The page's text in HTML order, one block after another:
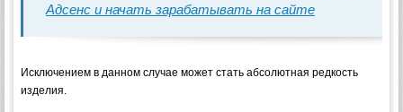
Адсенс и начать зарабатывать на сайте
Исключением в данном случае может стать абсолютная редкость
изделия.